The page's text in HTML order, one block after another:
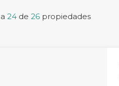
a 24 de 26 propiedades